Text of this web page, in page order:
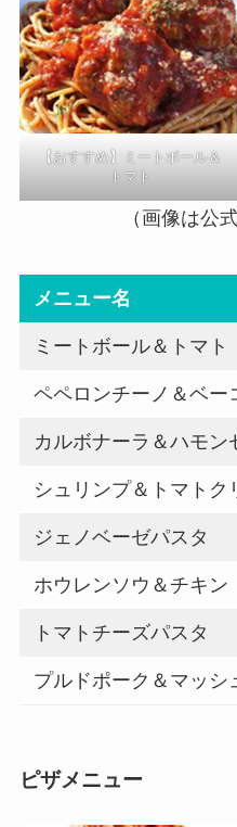
【おすすめ】ミートボール＆
トマト
（画像は公
メニュー名
ミートボール＆トマト
ペペロンチーノ＆ベー
カルボナーラ＆ハモン
シュリンプ＆トマトク
ジェノベーゼパスタ
ホウレンソウ＆チキン
トマトチーズパスタ
プルドポーク＆マッシ
ピザメニュー